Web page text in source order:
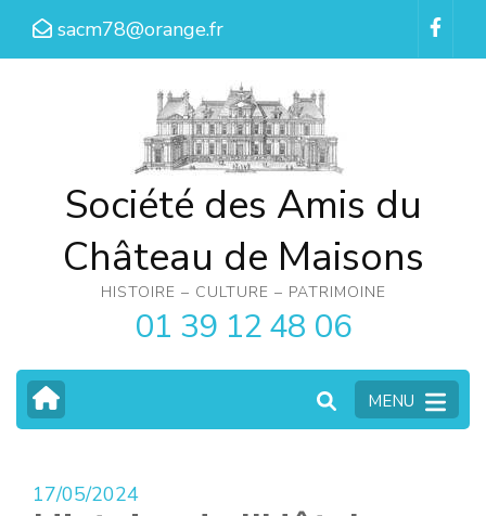
Aller
sacm78@orange.fr
Société des Amis du
Château de Maisons
HISTOIRE – CULTURE – PATRIMOINE
01 39 12 48 06
MENU
17/05/2024